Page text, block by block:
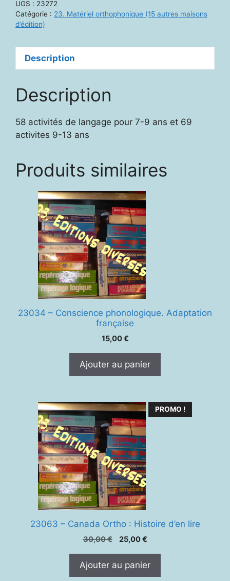
UGS : 23272
Catégorie : 23. Matériel orthophonique (15 autres maisons
d’édition)
Description
Description
58 activités de langage pour 7-9 ans et 69
activites 9-13 ans
Produits similaires
23034 – Conscience phonologique. Adaptation
française
15,00€
Ajouter au panier
PROMO !
23063 – Canada Ortho : Histoire d’en lire
30,00€
Le
était :
25,00€Le
est :
Ajouter au panier